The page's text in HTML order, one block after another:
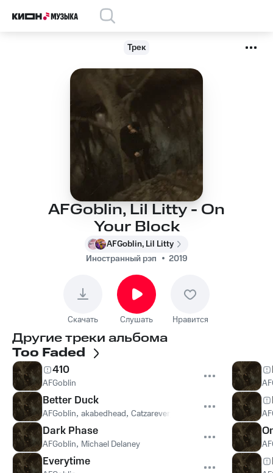
Трек
AFGoblin, Lil Litty - On
Your Block
AFGoblin, Lil Litty
Иностранный рэп
2019
Скачать Слушать Нравится
Другие треки альбома
Too Faded
410
AFGoblin
Better Duck
AFGoblin, akabedhead, Catzareverycool
Dark Phase
AFGoblin, Michael Delaney
Everytime